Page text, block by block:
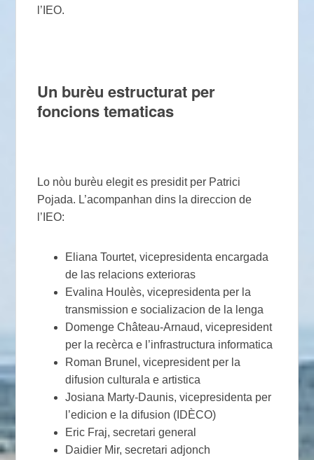
l’IEO.
Un burèu estructurat per
foncions tematicas
Lo nòu burèu elegit es presidit per Patrici
Pojada. L’acompanhan dins la direccion de
l’IEO:
Eliana Tourtet, vicepresidenta encargada
de las relacions exterioras
Evalina Houlès, vicepresidenta per la
transmission e socializacion de la lenga
Domenge Château-Arnaud, vicepresident
per la recèrca e l’infrastructura informatica
Roman Brunel, vicepresident per la
difusion culturala e artistica
Josiana Marty-Daunis, vicepresidenta per
l’edicion e la difusion (IDÈCO)
Eric Fraj, secretari general
Daidier Mir, secretari adjonch